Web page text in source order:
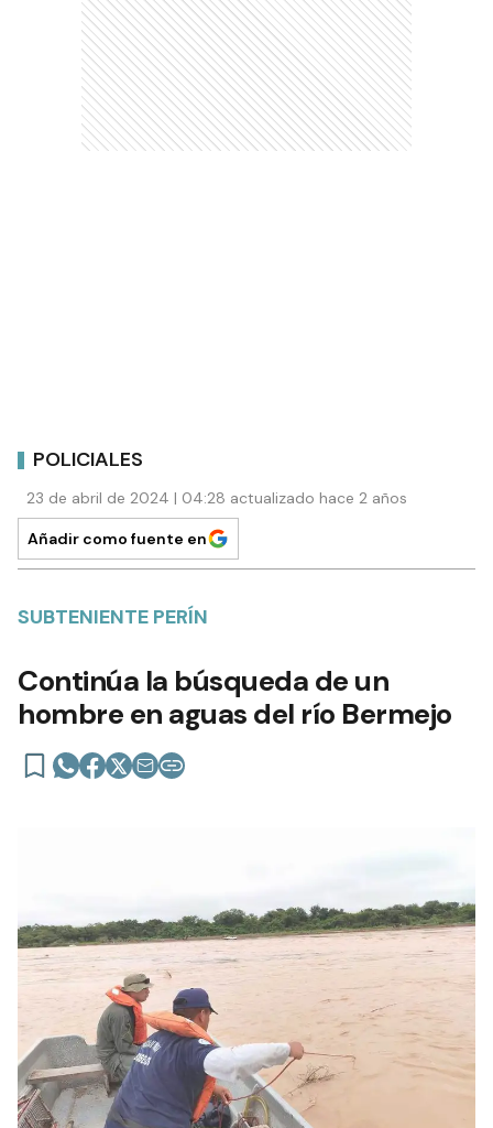
POLICIALES
23 de abril de 2024 | 04:28 actualizado hace 2 años
Añadir como fuente en
SUBTENIENTE PERÍN
Continúa la búsqueda de un
hombre en aguas del río Bermejo